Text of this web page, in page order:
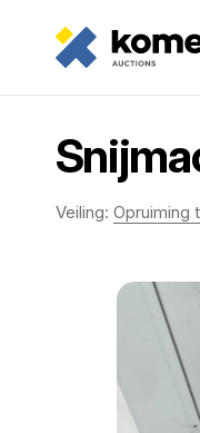
Veiling: Opruiming